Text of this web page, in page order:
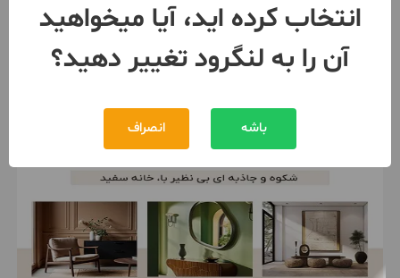
3 روز پیش 090346***62
انتخاب کرده اید، آیا میخواهید
آن را به لنگرود تغییر دهید؟
باشه انصراف